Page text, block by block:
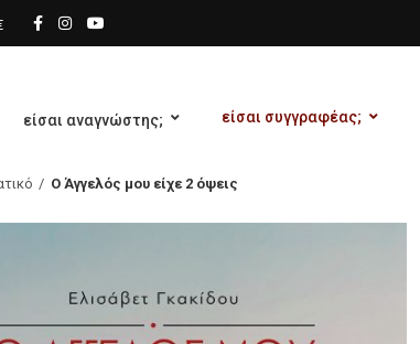
είσαι αναγνώστης; είσαι συγγραφέας;
Ο Άγγελός μου είχε 2 όψεις